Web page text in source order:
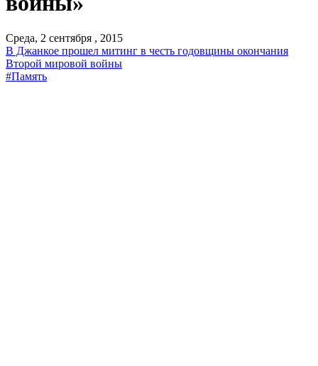
Среда, 2 сентября , 2015
В Джанкое прошел митинг в честь годовщины окончания
Второй мировой войны
#Память